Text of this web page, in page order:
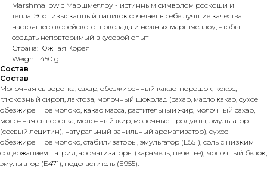
Marshmallow с Маршмеллоу - истинным символом роскоши и
тепла. Этот изысканный напиток сочетает в себе лучшие качества
настоящего корейского шоколада и нежных маршмеллоу, чтобы
создать неповторимый вкусовой опыт
Страна: Южная Корея
Weight: 450 g
Состав
Состав
Молочная сыворотка, сахар, обезжиренный какао-порошок, кокос,
глюкозный сироп, лактоза, молочный шоколад (сахар, масло какао, сухое
обезжиренное молоко, какао масса, растительный жир, молочный сахар,
молочная сыворотка, молочный жир, молочные продукты, эмульгатор
(соевый лецитин), натуральный ванильный ароматизатор), сухое
обезжиренное молоко, стабилизаторы, эмульгатор (Е551), соль с низким
содержанием натрия, ароматизаторы (карамель, печенье), молочный белок,
эмульгатор (Е471), подсластитель (E955).